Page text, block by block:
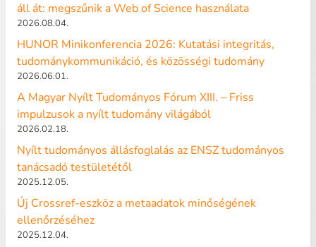
áll át: megszűnik a Web of Science használata
2026.08.04.
HUNOR Minikonferencia 2026: Kutatási integritás,
tudománykommunikáció, és közösségi tudomány
2026.06.01.
A Magyar Nyílt Tudományos Fórum XIII. – Friss
impulzusok a nyílt tudomány világából
2026.02.18.
Nyílt tudományos állásfoglalás az ENSZ tudományos
tanácsadó testületétől
2025.12.05.
Új Crossref-eszköz a metaadatok minőségének
ellenőrzéséhez
2025.12.04.